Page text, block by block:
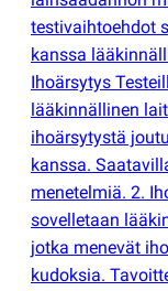
testivaihtoehdot
kanssa
Ihoärsytys
lääkinnällinen
ihoärsytystä
kanssa.
menetelmiä. 2.
sovelletaan
jotka menevät
kudoksia.